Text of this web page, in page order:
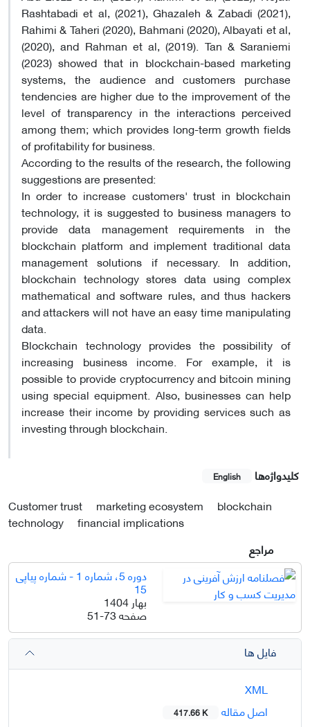
Rashtabadi et al, (2021), Ghazaleh & Zabadi (2021),
Rahimi & Taheri (2020), Bahmani (2020), Albayati et al,
(2020), and Rahman et al, (2019). Tan & Saraniemi
(2023) showed that in blockchain-based marketing
systems, the audience and customers purchase
tendencies are higher due to the improvement of the
level of transparency in the interactions perceived
among them; which provides long-term growth fields
of profitability for business.
According to the results of the research, the following
suggestions are presented:
In order to increase customers' trust in blockchain
technology, it is suggested to business managers to
provide data management requirements in the
blockchain platform and implement traditional data
management solutions if necessary. In addition,
blockchain technology stores data using complex
mathematical and software rules, and thus hackers
and attackers will not have an easy time manipulating
data.
Blockchain technology provides the possibility of
increasing business income. For example, it is
possible to provide cryptocurrency and bitcoin mining
using special equipment. Also, businesses can help
increase their income by providing services such as
investing through blockchain.
کلیدواژه‌ها English
Customer trust marketing ecosystem
blockchain
technology
financial implications
مراجع
دوره 5، شماره 1 - شماره پیاپی
15
بهار 1404
صفحه51-73
فایل ها
اصل مقاله
417.66 K